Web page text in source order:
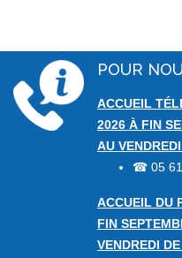
POUR
ACCUEIL
2026 À FIN
AU
☎ 05
ACCUEIL DU
FIN
VENDREDI